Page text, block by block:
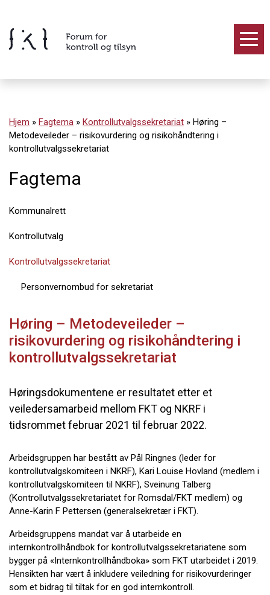
innholdet
Hjem » Fagtema » Kontrollutvalgssekretariat » Høring –
Metodeveileder – risikovurdering og risikohåndtering i
kontrollutvalgssekretariat
Fagtema
Kommunalrett
Kontrollutvalg
Kontrollutvalgssekretariat
Personvernombud for sekretariat
Høring – Metodeveileder –
risikovurdering og risikohåndtering i
kontrollutvalgssekretariat
Høringsdokumentene er resultatet etter et
veiledersamarbeid mellom FKT og NKRF i
tidsrommet februar 2021 til februar 2022.
Arbeidsgruppen har bestått av Pål Ringnes (leder for
kontrollutvalgskomiteen i NKRF), Kari Louise Hovland (medlem i
kontrollutvalgskomiteen til NKRF), Sveinung Talberg
(Kontrollutvalgssekretariatet for Romsdal/FKT medlem) og
Anne-Karin F Pettersen (generalsekretær i FKT).
Arbeidsgruppens mandat var å utarbeide en
internkontrollhåndbok for kontrollutvalgssekretariatene som
bygger på «Internkontrollhåndboka» som FKT utarbeidet i 2019.
Hensikten har vært å inkludere veiledning for risikovurderinger
som et bidrag til tiltak for en god internkontroll. ​